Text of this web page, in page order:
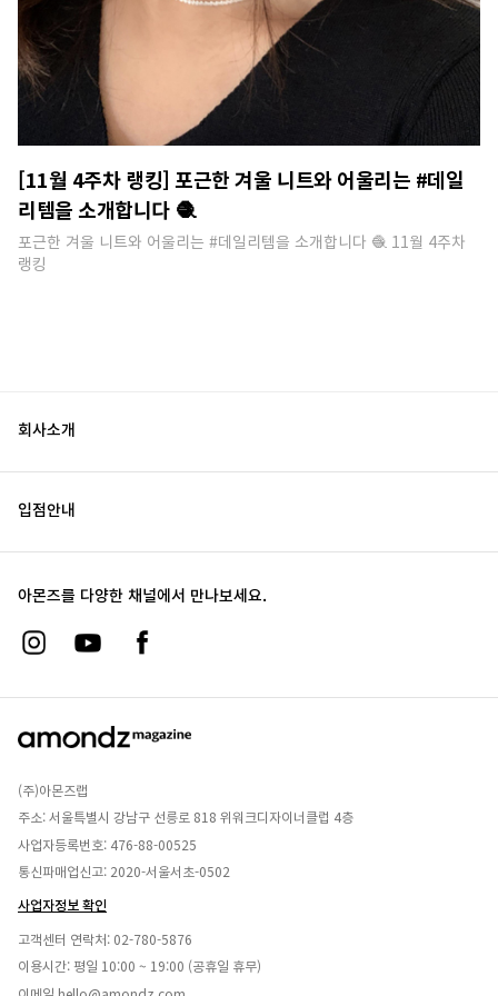
[11월 4주차 랭킹] 포근한 겨울 니트와 어울리는 #데일
리템을 소개합니다 🧶
포근한 겨울 니트와 어울리는 #데일리템을 소개합니다 🧶 11월 4주차
랭킹
회사소개
입점안내
아몬즈를 다양한 채널에서 만나보세요.
(주)아몬즈랩
주소: 서울특별시 강남구 선릉로 818 위워크디자이너클럽 4층
사업자등록번호: 476-88-00525
통신파매업신고: 2020-서울서초-0502
사업자정보 확인
고객센터 연락처: 02-780-5876
이용시간: 평일 10:00 ~ 19:00 (공휴일 휴무)